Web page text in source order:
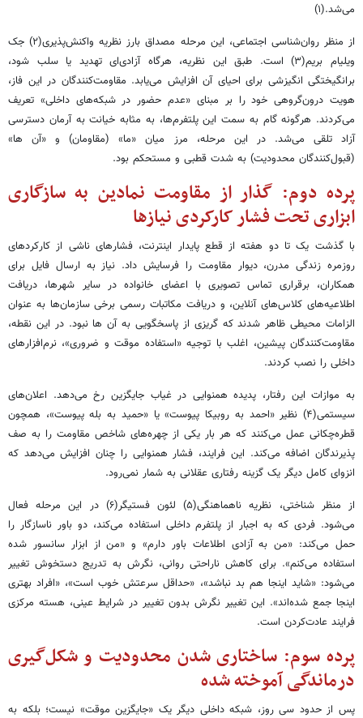
می‌شد.(۱)
از منظر روان‌شناسی اجتماعی، این مرحله مصداق بارز نظریه واکنش‌پذیری(۲) جک
ویلیام بریم(۳) است. طبق این نظریه، هرگاه آزادی‌ای تهدید یا سلب شود،
برانگیختگی انگیزشی برای احیای آن افزایش می‌یابد. مقاومت‌کنندگان در این فاز،
هویت درون‌گروهی خود را بر مبنای «عدم حضور در شبکه‌های داخلی» تعریف
می‌کردند. هرگونه گام به سمت این پلتفرم‌ها، به مثابه خیانت به آرمان دسترسی
آزاد تلقی می‌شد. در این مرحله، مرز میان «ما» (مقاومان) و «آن ها»
(قبول‌کنندگان محدودیت) به شدت قطبی و مستحکم بود.
پرده دوم: گذار از مقاومت نمادین به سازگاری
ابزاری تحت فشار کارکردی نیازها
با گذشت یک تا دو هفته از قطع پایدار اینترنت، فشارهای ناشی از کارکردهای
روزمره زندگی مدرن، دیوار مقاومت را فرسایش داد. نیاز به ارسال فایل برای
همکاران، برقراری تماس تصویری با اعضای خانواده در سایر شهرها، دریافت
اطلاعیه‌های کلاس‌های آنلاین، و دریافت مکاتبات رسمی برخی سازمان‌ها به عنوان
الزامات محیطی ظاهر شدند که گریزی از پاسخگویی به آن ها نبود. در این نقطه،
مقاومت‌کنندگان پیشین، اغلب با توجیه «استفاده موقت و ضروری»، نرم‌افزارهای
داخلی را نصب کردند.
به موازات این رفتار، پدیده همنوایی در غیاب جایگزین رخ می‌دهد. اعلان‌های
سیستمی(۴) نظیر «احمد به روبیکا پیوست» یا «حمید به بله پیوست»، همچون
قطره‌چکانی عمل می‌کنند که هر بار یکی از چهره‌های شاخص مقاومت را به صف
پذیرندگان اضافه می‌کند. این فرایند، فشار همنوایی را چنان افزایش می‌دهد که
انزوای کامل دیگر یک گزینه رفتاری عقلانی به شمار نمی‌رود.
از منظر شناختی، نظریه ناهماهنگی(۵) لئون فستیگر(۶) در این مرحله فعال
می‌شود. فردی که به اجبار از پلتفرم داخلی استفاده می‌کند، دو باور ناسازگار را
حمل می‌کند: «من به آزادی اطلاعات باور دارم» و «من از ابزار سانسور شده
استفاده می‌کنم». برای کاهش ناراحتی روانی، نگرش به تدریج دستخوش تغییر
می‌شود: «شاید اینجا هم بد نباشد»، «حداقل سرعتش خوب است»، «افراد بهتری
اینجا جمع شده‌اند». این تغییر نگرش بدون تغییر در شرایط عینی، هسته مرکزی
فرایند عادت‌کردن است.
پرده سوم: ساختاری شدن محدودیت و شکل‌گیری
درماندگی آموخته شده
پس از حدود سی روز، شبکه داخلی دیگر یک «جایگزین موقت» نیست؛ بلکه به